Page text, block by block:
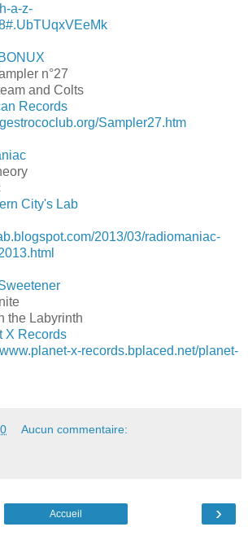
a-z-
n°27
and Colts
Records
Sampler27.htm
City's Lab
2013/03/radiomaniac-
the Labyrinth
X Records
x-records.bplaced.net/planet-
Aucun commentaire:
›
Accueil